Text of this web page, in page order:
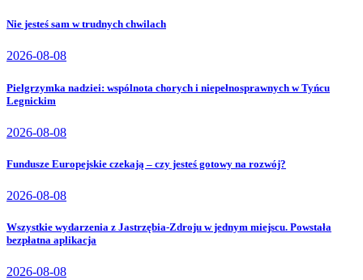
Nie jesteś sam w trudnych chwilach
2026-08-08
Pielgrzymka nadziei: wspólnota chorych i niepełnosprawnych w Tyńcu
Legnickim
2026-08-08
Fundusze Europejskie czekają – czy jesteś gotowy na rozwój?
2026-08-08
Wszystkie wydarzenia z Jastrzębia-Zdroju w jednym miejscu. Powstała
bezpłatna aplikacja
2026-08-08